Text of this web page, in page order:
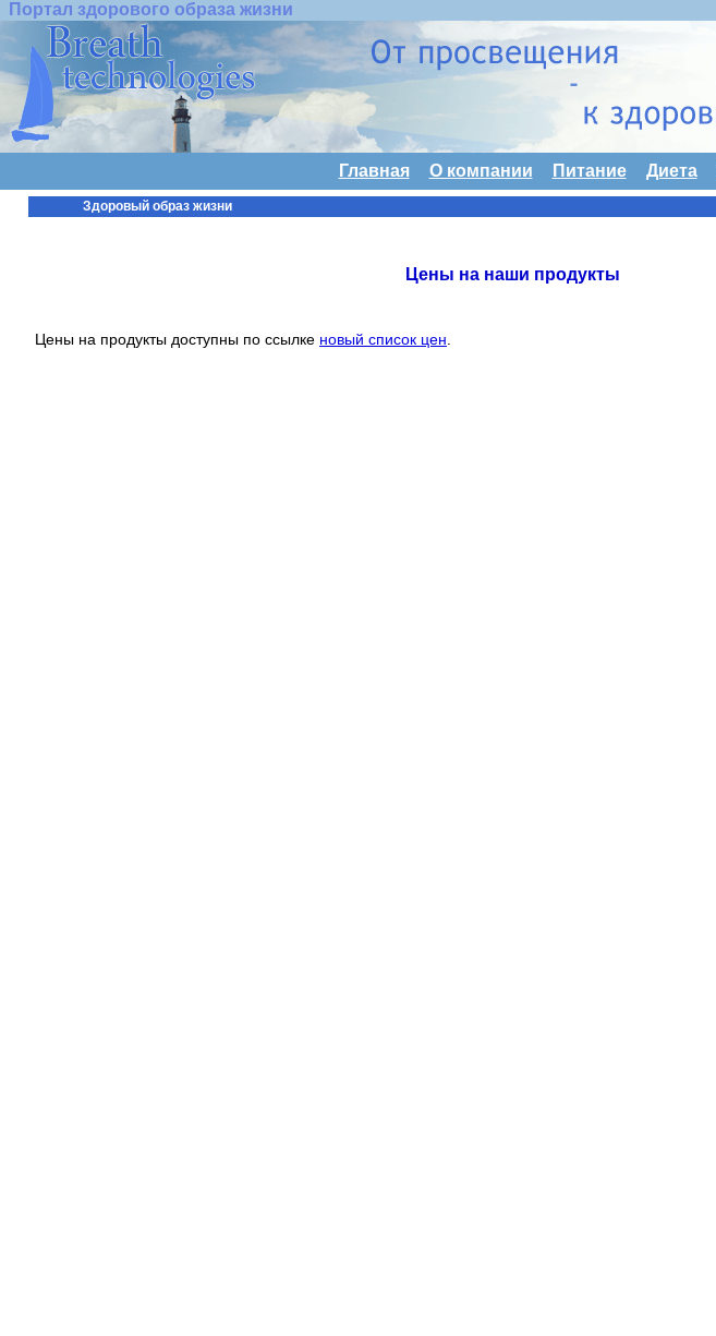
Портал здорового образа жизни
Главная О компании Питание Диета
Здоровый образ жизни
Цены на наши продукты
Цены на продукты доступны по ссылке новый список цен